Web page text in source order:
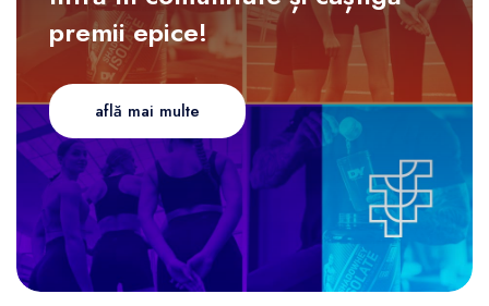
premii epice!
află mai multe